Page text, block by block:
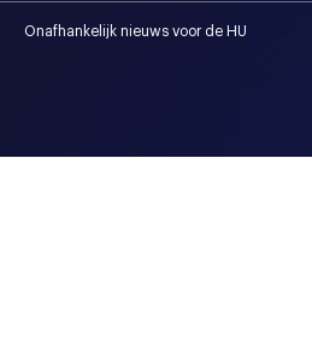
Onafhankelijk nieuws voor de HU